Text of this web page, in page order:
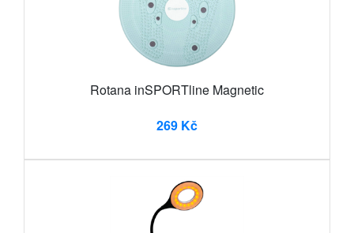
Rotana inSPORTline Magnetic
269 Kč